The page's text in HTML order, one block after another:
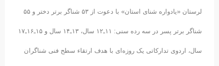
لرستان «یادواره شنای استان» با دعوت از ۵۳ شناگر برتر دختر و ۵۵
شناگر برتر پسر در سه رده سنی: ۱۱ـ۱۲ سال، ۱۳ـ۱۴ سال و ۱۵ـ۱۶ـ۱۷
سال، اردوی تدارکاتی یک روزه‌ای با هدف ارتقاء سطح فنی شناگران